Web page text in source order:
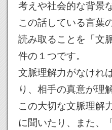
考えや社会的な背景
この話している言葉
読み取ることを「文
件の１つです。
文脈理解力がなけれ
り、相手の真意が理
この大切な文脈理解
に聞いたり、また、